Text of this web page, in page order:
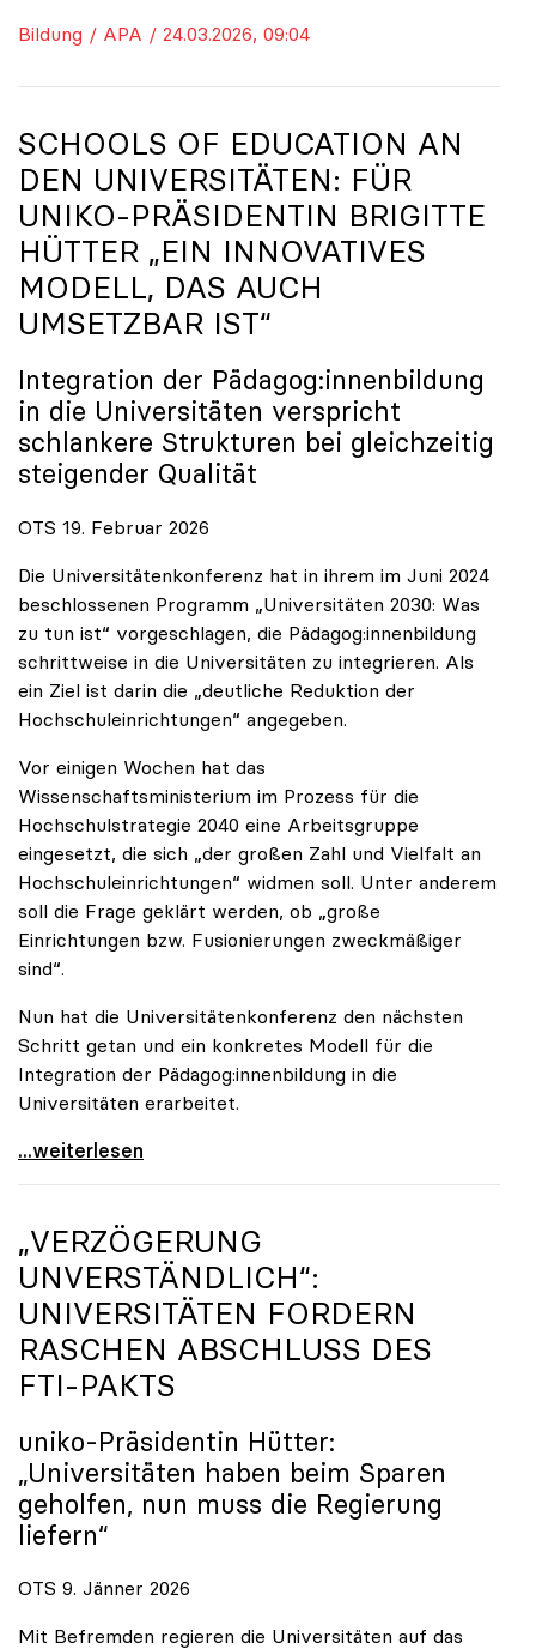
Bildung / APA / 24.03.2026, 09:04
SCHOOLS OF EDUCATION AN
DEN UNIVERSITÄTEN: FÜR
UNIKO-PRÄSIDENTIN BRIGITTE
HÜTTER „EIN INNOVATIVES
MODELL, DAS AUCH
UMSETZBAR IST“
Integration der Pädagog:innenbildung
in die Universitäten verspricht
schlankere Strukturen bei gleichzeitig
steigender Qualität
OTS 19. Februar 2026
Die Universitätenkonferenz hat in ihrem im Juni 2024
beschlossenen Programm „Universitäten 2030: Was
zu tun ist“ vorgeschlagen, die Pädagog:innenbildung
schrittweise in die Universitäten zu integrieren. Als
ein Ziel ist darin die „deutliche Reduktion der
Hochschuleinrichtungen“ angegeben.
Vor einigen Wochen hat das
Wissenschaftsministerium im Prozess für die
Hochschulstrategie 2040 eine Arbeitsgruppe
eingesetzt, die sich „der großen Zahl und Vielfalt an
Hochschuleinrichtungen“ widmen soll. Unter anderem
soll die Frage geklärt werden, ob „große
Einrichtungen bzw. Fusionierungen zweckmäßiger
sind“.
Nun hat die Universitätenkonferenz den nächsten
Schritt getan und ein konkretes Modell für die
Integration der Pädagog:innenbildung in die
Universitäten erarbeitet.
Schools of Education an den Universitäten: Für
...weiterlesen
„VERZÖGERUNG
UNVERSTÄNDLICH“:
UNIVERSITÄTEN FORDERN
RASCHEN ABSCHLUSS DES
FTI-PAKTS
uniko-Präsidentin Hütter:
„Universitäten haben beim Sparen
geholfen, nun muss die Regierung
liefern“
OTS 9. Jänner 2026
Mit Befremden regieren die Universitäten auf das